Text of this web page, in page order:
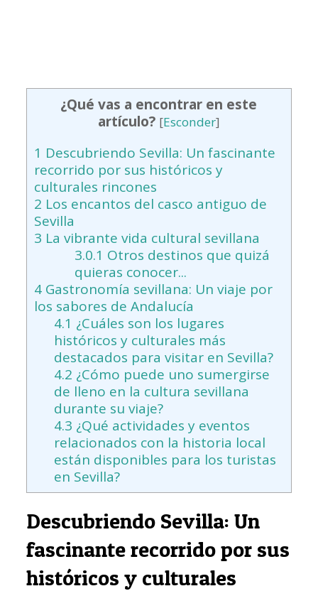
¿Qué vas a encontrar en este
artículo? [Esconder]
1 Descubriendo Sevilla: Un fascinante
recorrido por sus históricos y
culturales rincones
2 Los encantos del casco antiguo de
Sevilla
3 La vibrante vida cultural sevillana
3.0.1 Otros destinos que quizá
quieras conocer...
4Gastronomía sevillana: Un viaje por
los sabores de Andalucía
4.1 ¿Cuáles son los lugares
históricos y culturales más
destacados para visitar en Sevilla?
4.2 ¿Cómo puede uno sumergirse
de lleno en la cultura sevillana
durante su viaje?
4.3 ¿Qué actividades y eventos
relacionados con la historia local
están disponibles para los turistas
en Sevilla?
Descubriendo Sevilla: Un
fascinante recorrido por sus
históricos y culturales